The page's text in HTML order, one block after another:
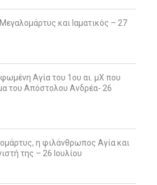
και Ιαματικός – 27
Αγία του 1ου αι. μΧ που
του Απόστολου Ανδρέα- 26
η φιλάνθρωπος Αγία και
της – 26 Ιουλίου